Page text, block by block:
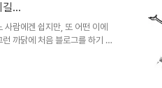
...
람에겐 쉽지만, 또 어떤 이에
까닭에 처음 블로그를 하기 시
를 위한 팁"이었는데, 제안서